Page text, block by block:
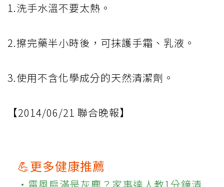
1.洗手水溫不要太熱。
2.擦完藥半小時後，可抹護手霜、乳液。
3.使用不含化學成分的天然清潔劑。
【2014/06/21 聯合晚報】
💪更多健康推薦